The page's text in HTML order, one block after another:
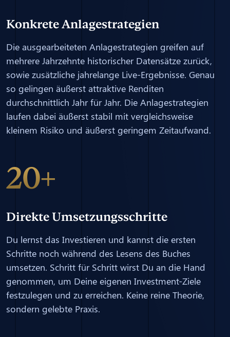
Konkrete Anlagestrategien
Die ausgearbeiteten Anlagestrategien greifen auf
mehrere Jahrzehnte historischer Datensätze zurück,
sowie zusätzliche jahrelange Live-Ergebnisse. Genau
so gelingen äußerst attraktive Renditen
durchschnittlich Jahr für Jahr. Die Anlagestrategien
laufen dabei äußerst stabil mit vergleichsweise
kleinem Risiko und äußerst geringem Zeitaufwand.
20+
Direkte Umsetzungsschritte
Du lernst das Investieren und kannst die ersten
Schritte noch während des Lesens des Buches
umsetzen. Schritt für Schritt wirst Du an die Hand
genommen, um Deine eigenen Investment-Ziele
festzulegen und zu erreichen. Keine reine Theorie,
sondern gelebte Praxis.